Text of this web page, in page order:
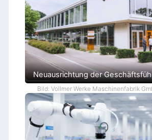
Neuausrichtung der
Bild: Vollmer Werke Maschinenfabrik